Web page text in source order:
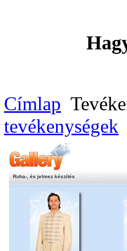
Címlap
tevékenységek
Ruha-, és jelmez készítés